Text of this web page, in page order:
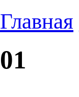
Главная
01